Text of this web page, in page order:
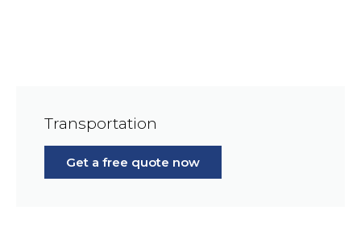
Transportation
Get a free quote now